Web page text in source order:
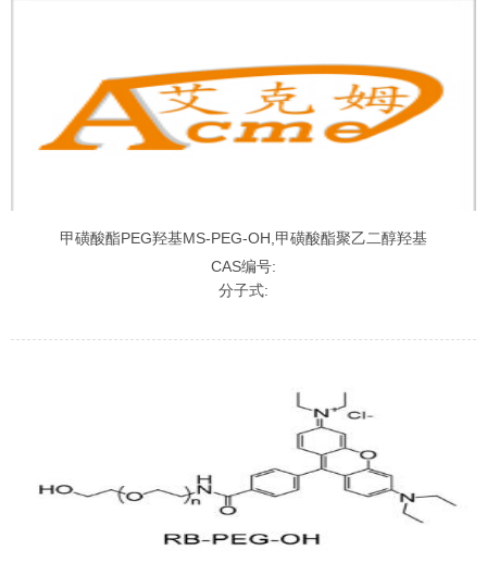
甲磺酸酯PEG羟基MS-PEG-OH,甲磺酸酯聚乙二醇羟基
CAS编号:
分子式: